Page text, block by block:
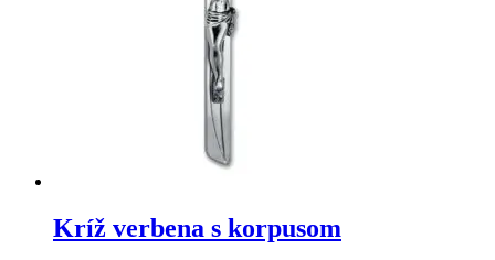
Kríž verbena s korpusom